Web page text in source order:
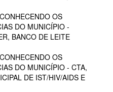
OS
DO MUNICÍPIO -
BANCO DE LEITE
OS
DO MUNICÍPIO - CTA,
DE IST/HIV/AIDS E